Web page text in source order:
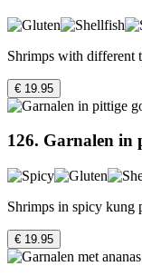
Shrimps with different
€ 19.95
126. Garnalen in
Shrimps in spicy kung
€ 19.95